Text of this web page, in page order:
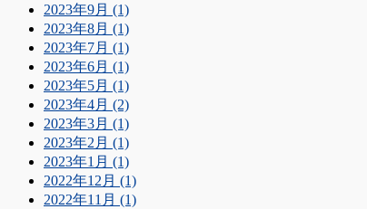
2023年9月 (1)
2023年8月 (1)
2023年7月 (1)
2023年6月 (1)
2023年5月 (1)
2023年4月 (2)
2023年3月 (1)
2023年2月 (1)
2023年1月 (1)
2022年12月 (1)
2022年11月 (1)